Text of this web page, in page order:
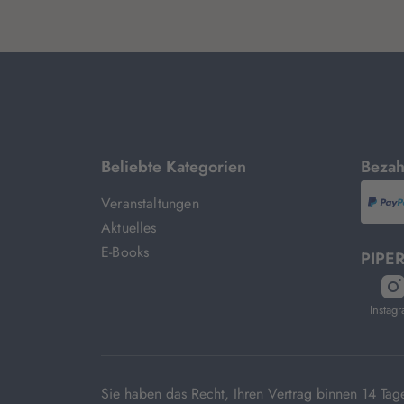
Beliebte Kategorien
Veranstaltungen
Aktuelles
E-Books
mit
in
Sie haben das Recht, Ihren Vertrag binnen 14